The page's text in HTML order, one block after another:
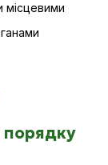
місцевими
порядку